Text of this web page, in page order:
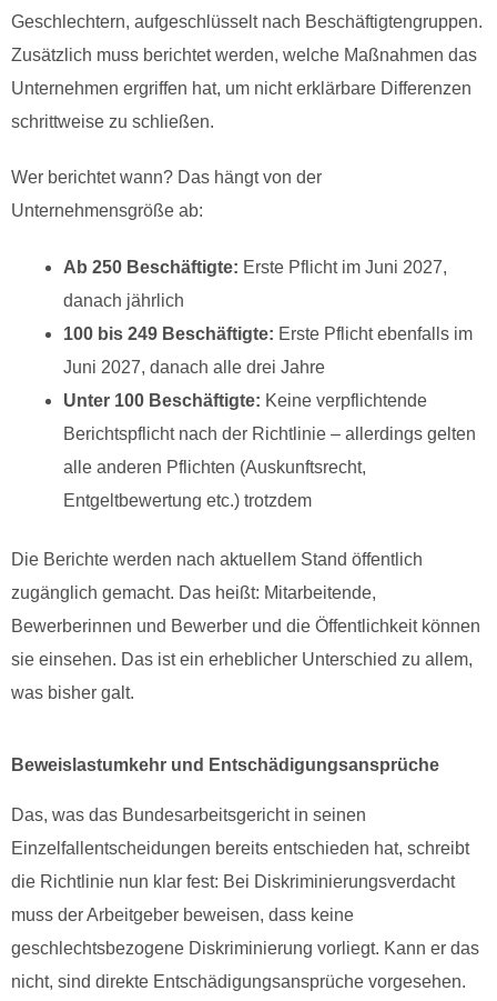
Geschlechtern, aufgeschlüsselt nach Beschäftigtengruppen.
Zusätzlich muss berichtet werden, welche Maßnahmen das
Unternehmen ergriffen hat, um nicht erklärbare Differenzen
schrittweise zu schließen.
Wer berichtet wann? Das hängt von der
Unternehmensgröße ab:
Ab 250 Beschäftigte: Erste Pflicht im Juni 2027,
danach jährlich
100 bis 249 Beschäftigte: Erste Pflicht ebenfalls im
Juni 2027, danach alle drei Jahre
Unter 100 Beschäftigte: Keine verpflichtende
Berichtspflicht nach der Richtlinie – allerdings gelten
alle anderen Pflichten (Auskunftsrecht,
Entgeltbewertung etc.) trotzdem
Die Berichte werden nach aktuellem Stand öffentlich
zugänglich gemacht. Das heißt: Mitarbeitende,
Bewerberinnen und Bewerber und die Öffentlichkeit können
sie einsehen. Das ist ein erheblicher Unterschied zu allem,
was bisher galt.
Beweislastumkehr und Entschädigungsansprüche
Das, was das Bundesarbeitsgericht in seinen
Einzelfallentscheidungen bereits entschieden hat, schreibt
die Richtlinie nun klar fest: Bei Diskriminierungsverdacht
muss der Arbeitgeber beweisen, dass keine
geschlechtsbezogene Diskriminierung vorliegt. Kann er das
nicht, sind direkte Entschädigungsansprüche vorgesehen.